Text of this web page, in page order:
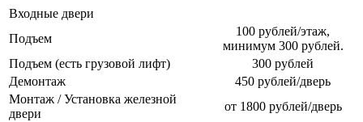
Входные двери
Подъем
100 рублей/этаж,
минимум 300 рублей.
Подъем (есть грузовой лифт)
300 рублей
Демонтаж
450 рублей/дверь
Монтаж / Установка железной
двери
от 1800 рублей/дверь